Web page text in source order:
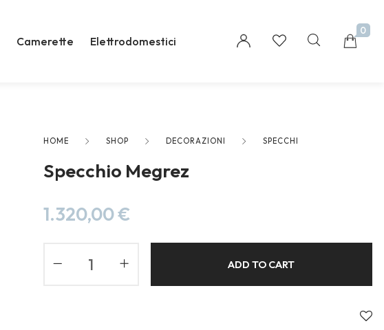
to buy and sell creative assets, use smart design
marketplace paired with an unlimited
Camerette Elettrodomestici
0
HOME SHOP DECORAZIONI SPECCHI
Specchio Megrez
1.320,00€
ADD TO CART